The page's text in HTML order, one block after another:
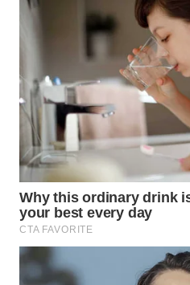
BEKASI
DEPOK
WN
TAPANULI
UTARA
WN
SAMOSIR